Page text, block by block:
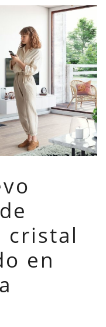
cristal
en